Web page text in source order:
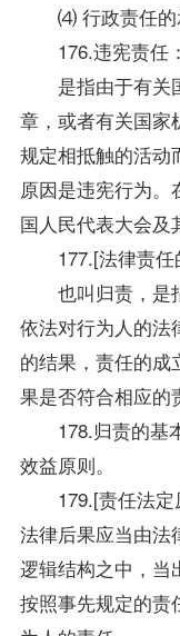
⑷ 行政责任的
176.违宪责任：
是指由于有关
章，或者有关国家
规定相抵触的活动
原因是违宪行为
国人民代表大会及
177.[法律责任
也叫归责，是
依法对行为人的法
的结果，责任的
果是否符合相应的
178.归责的基本
效益原则。
179.[责任法定
法律后果应当由法
逻辑结构之中，当
按照事先规定的责